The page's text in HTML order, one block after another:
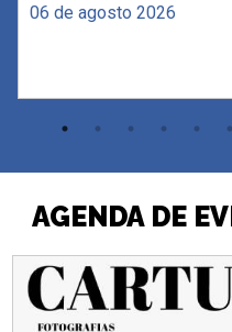
06 de agosto 2026
AGENDA DE